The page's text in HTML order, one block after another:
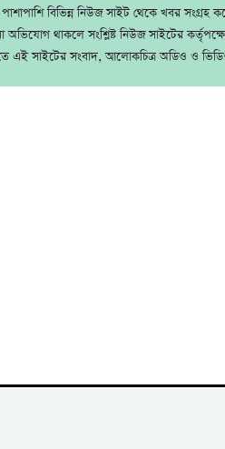
বিভিন্ন নিউজ সাইট থেকে খবর সংগ্রহ
অভিযোগ থাকলে সংশ্লিষ্ট নিউজ সাইটের
এই সাইটের সংবাদ, আলোকচিত্র অডিও ও